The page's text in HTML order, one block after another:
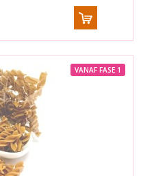
VANAF FASE 1